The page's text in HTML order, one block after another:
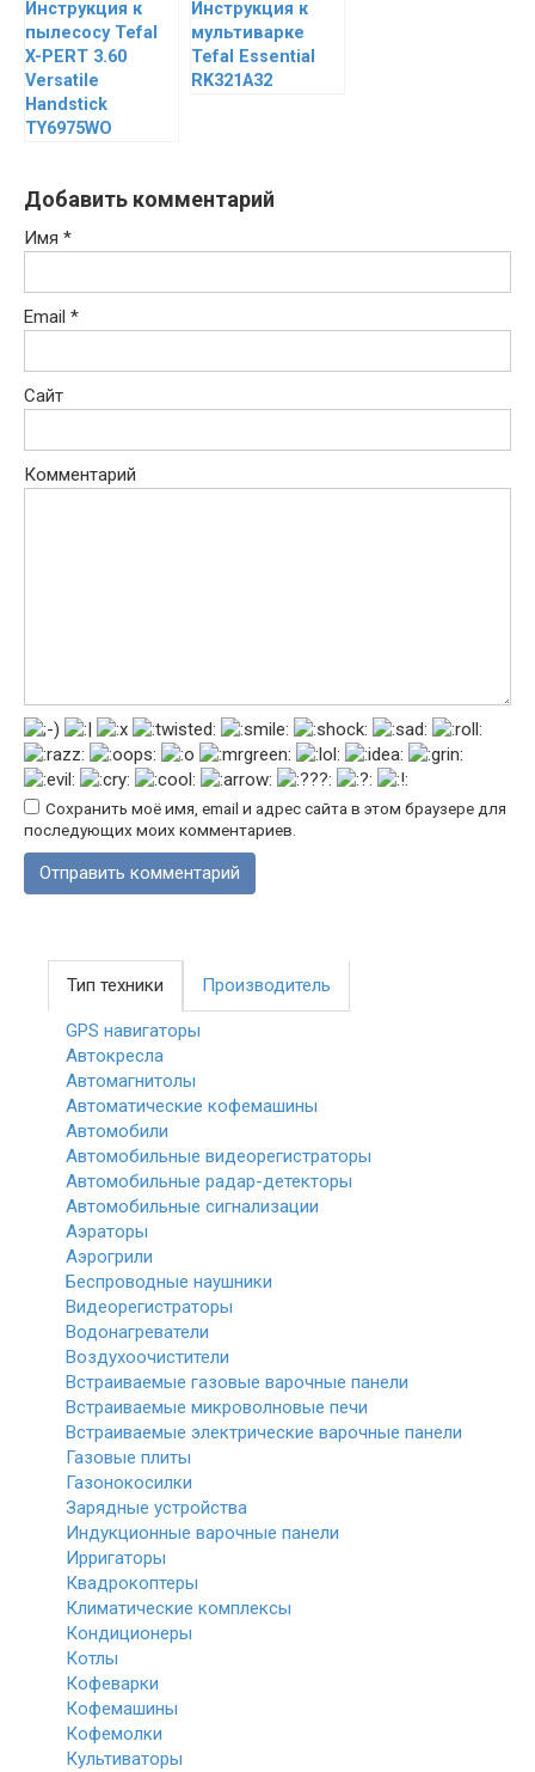
Инструкция к
пылесосу Tefal
X-PERT 3.60
Versatile
Handstick
TY6975WO
Инструкция к
мультиварке
Tefal Essential
RK321A32
Добавить комментарий
Имя *
Email *
Сайт
Комментарий
Сохранить моё имя, email и адрес сайта в этом браузере для
последующих моих комментариев.
Тип техники Производитель
GPS навигаторы
Автокресла
Автомагнитолы
Автоматические кофемашины
Автомобили
Автомобильные видеорегистраторы
Автомобильные радар-детекторы
Автомобильные сигнализации
Аэраторы
Аэрогрили
Беспроводные наушники
Видеорегистраторы
Водонагреватели
Воздухоочистители
Встраиваемые газовые варочные панели
Встраиваемые микроволновые печи
Встраиваемые электрические варочные панели
Газовые плиты
Газонокосилки
Зарядные устройства
Индукционные варочные панели
Ирригаторы
Квадрокоптеры
Климатические комплексы
Кондиционеры
Котлы
Кофеварки
Кофемашины
Кофемолки
Культиваторы